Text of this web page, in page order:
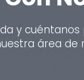
y
área de